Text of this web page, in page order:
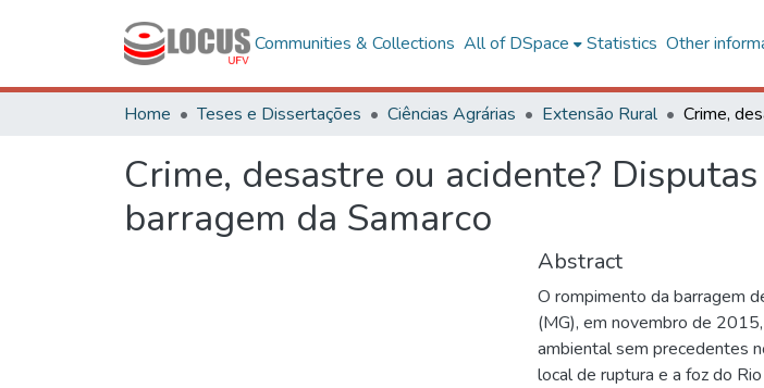
Communities & Collections All of DSpace Statistics Other
Home Teses e Dissertações Ciências Agrárias Extensão Rural
Crime, desastre ou acidente?
barragem da Samarco
Abstract
O rompimento da barragem
(MG), em novembro de
ambiental sem precedentes
local de ruptura e a foz do